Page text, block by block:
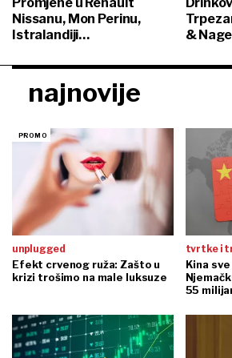
Nissanu, Mon Perinu,
Istralandiji…
&
najnovije
unplugged
Efekt crvenog ruža: Zašto u
krizi trošimo na male luksuze
tvrtke i
Kina
55